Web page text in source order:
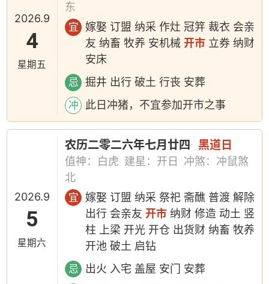
2026.9
4
星期五
东
宜
嫁娶 订盟 纳采 作灶 冠笄 裁衣 会亲
友 纳畜 牧养 安机械开市 立券 纳财
安床
忌 掘井 出行 破土 行丧 安葬
冲 此日冲猪，不宜参加开市之事
2026.9
5
星期六
农历二零二六年七月廿四 黑道日
值神：白虎 建星：开日
冲煞：冲鼠煞
北
宜
嫁娶 订盟 纳采 祭祀 斋醮 普渡 解除
出行 会亲友开市 纳财 修造 动土 竖
柱 上梁 开光 开仓 出货财 纳畜 牧养
开池 破土 启钻
忌 出火 入宅 盖屋 安门 安葬